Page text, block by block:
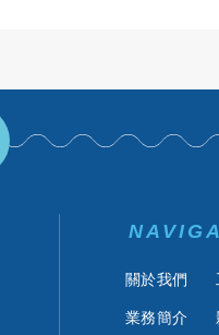
關於我們
業務簡介